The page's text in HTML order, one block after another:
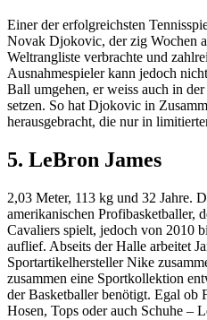
Einer der erfolgreichsten
Novak Djokovic, der zig Wochen
Weltrangliste verbrachte und
Ausnahmespieler kann jedoch
Ball umgehen, er weiss auch in
setzen. So hat Djokovic in
herausgebracht, die nur in
5. LeBron James
2,03 Meter, 113 kg und 32 Jahre.
amerikanischen Profibasketballer,
Cavaliers spielt, jedoch von 2010
auflief. Abseits der Halle arbeitet
Sportartikelhersteller Nike
zusammen eine Sportkollektion
der Basketballer benötigt. Egal ob
Hosen, Tops oder auch Schuhe –